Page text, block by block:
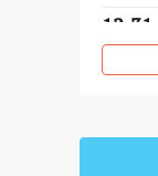
12:31
760